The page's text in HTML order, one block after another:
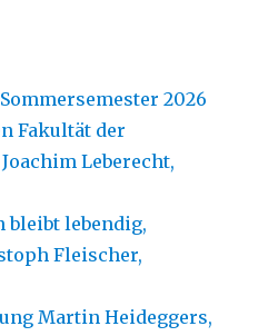
2026
Fakultät der
Leberecht,
bleibt lebendig,
Fleischer,
Martin Heideggers,